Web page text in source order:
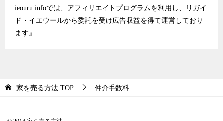
ieouru.infoでは、アフィリエイトプログラムを利用し、リガイ
ド・イエウールから委託を受け広告収益を得て運営しており
ます』
家を売る方法 TOP 仲介手数料